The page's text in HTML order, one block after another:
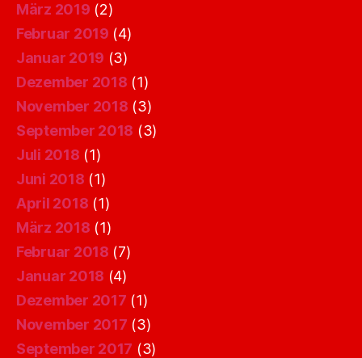
März 2019 (2)
Februar 2019 (4)
Januar 2019 (3)
Dezember 2018 (1)
November 2018 (3)
September 2018 (3)
Juli 2018 (1)
Juni 2018 (1)
April 2018 (1)
März 2018 (1)
Februar 2018 (7)
Januar 2018 (4)
Dezember 2017 (1)
November 2017 (3)
September 2017 (3)